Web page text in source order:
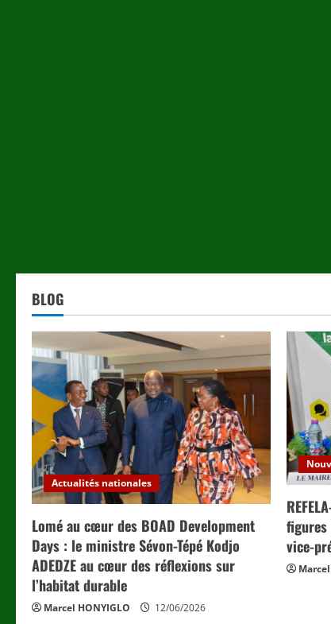
BLOG
Actualités nationales
Lomé au cœur des BOAD Development
Days : le ministre Sévon-Tépé Kodjo
ADEDZE au cœur des réflexions sur
l’habitat durable
Marcel HONYIGLO 12/06/2026
figures
vice-